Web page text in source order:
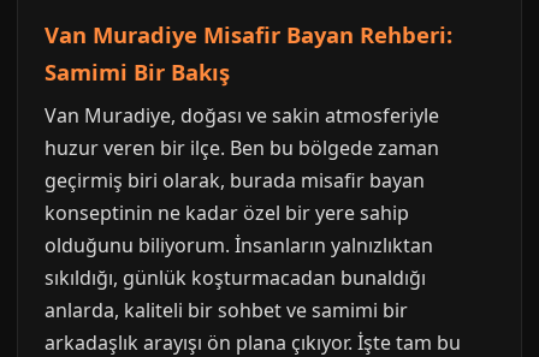
Van Muradiye Misafir Bayan Rehberi:
Samimi Bir Bakış
Van Muradiye, doğası ve sakin atmosferiyle
huzur veren bir ilçe. Ben bu bölgede zaman
geçirmiş biri olarak, burada misafir bayan
konseptinin ne kadar özel bir yere sahip
olduğunu biliyorum. İnsanların yalnızlıktan
sıkıldığı, günlük koşturmacadan bunaldığı
anlarda, kaliteli bir sohbet ve samimi bir
arkadaşlık arayışı ön plana çıkıyor. İşte tam bu